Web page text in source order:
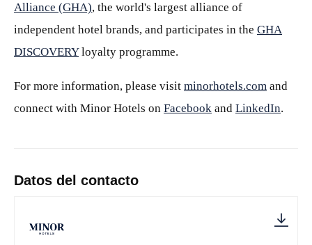
Alliance (GHA), the world's largest alliance of
independent hotel brands, and participates in the GHA
DISCOVERYloyalty programme.
For more information, please visit minorhotels.com and
connect with Minor Hotels on Facebook and LinkedIn.
Datos del contacto